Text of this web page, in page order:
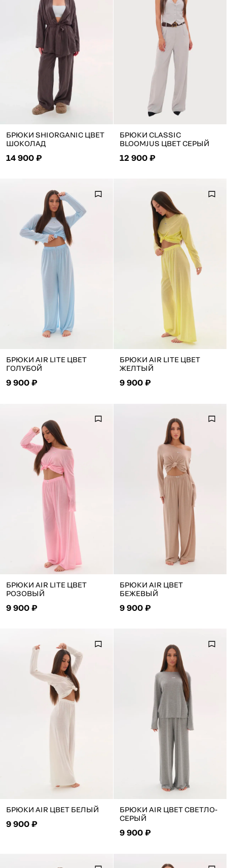
БРЮКИ SHIORGANIC ЦВЕТ
ШОКОЛАД
14 900 ₽
БРЮКИ CLASSIC
BLOOMJUS ЦВЕТ СЕРЫЙ
12 900 ₽
БРЮКИ AIR LITE ЦВЕТ
ГОЛУБОЙ
9 900 ₽
БРЮКИ AIR LITE ЦВЕТ
ЖЕЛТЫЙ
9 900 ₽
БРЮКИ AIR LITE ЦВЕТ
РОЗОВЫЙ
9 900 ₽
БРЮКИ AIR ЦВЕТ
БЕЖЕВЫЙ
9 900 ₽
БРЮКИ AIR ЦВЕТ БЕЛЫЙ
9 900 ₽
БРЮКИ AIR ЦВЕТ СВЕТЛО-
СЕРЫЙ
9 900 ₽